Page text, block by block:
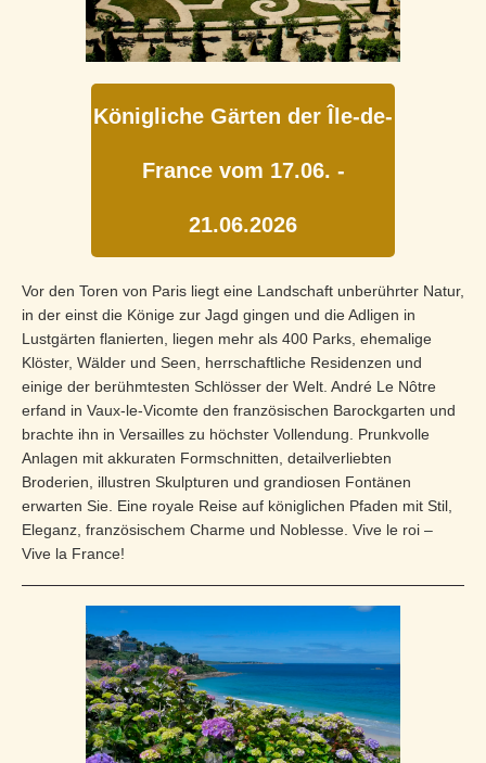
Königliche Gärten der Île-de-
France vom 17.06. -
21.06.2026
Vor den Toren von Paris liegt eine Landschaft unberührter Natur,
in der einst die Könige zur Jagd gingen und die Adligen in
Lustgärten flanierten, liegen mehr als 400 Parks, ehe­malige
Klöster, Wälder und Seen, herrschaftliche Residenzen und
einige der berühmtesten Schlösser der Welt. André Le Nôtre
erfand in Vaux-le-Vicomte den französischen Barockgarten und
brachte ihn in Versailles zu höchster Vollendung. Prunkvolle
Anlagen mit akku­raten Formschnitten, detailverliebten
Broderien, illustren Skulpturen und grandiosen Fontänen
erwarten Sie. Eine royale Reise auf königlichen Pfaden mit Stil,
Eleganz, französischem Charme und Noblesse. Vive le roi –
Vive la France!